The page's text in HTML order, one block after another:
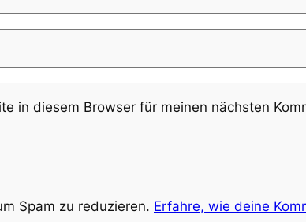
in diesem Browser für meinen nächsten
Spam zu reduzieren. Erfahre, wie deine